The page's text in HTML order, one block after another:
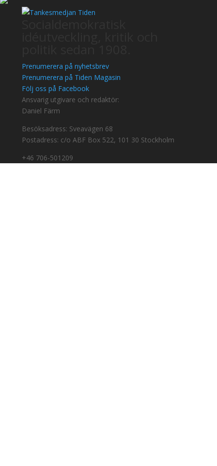
Prenumerera på nyhetsbrev
Prenumerera på Tiden Magasin
Följ oss på Facebook
Ansvarig utgivare och redaktör:
Daniel Färm
Besöksadress: Sveavägen 68
Postadress: c/o ABF Box 522, 101 30 Stockholm
+46 706-501209